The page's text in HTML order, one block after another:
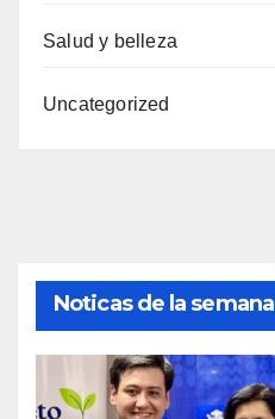
Salud y belleza
Uncategorized
Noticas de la semana